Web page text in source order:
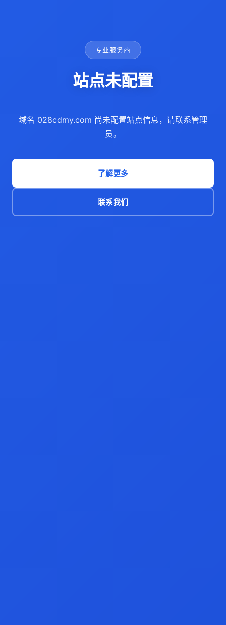
专业服务商
站点未配置
域名 028cdmy.com 尚未配置站点信息，请联系管理
员。
了解更多
联系我们